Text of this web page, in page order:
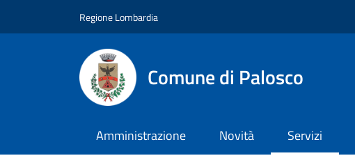
Regione Lombardia
Comune di Palosco
Amministrazione Novità Servizi